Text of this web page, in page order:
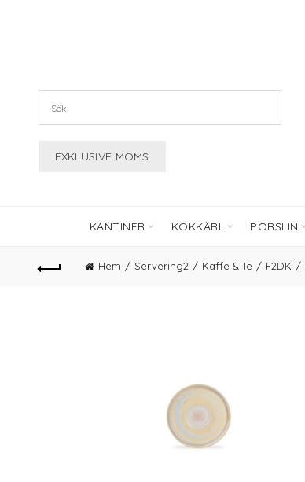
KANTINER KOKKÄRL PORSLIN
Hem Servering2 Kaffe & Te F2DK